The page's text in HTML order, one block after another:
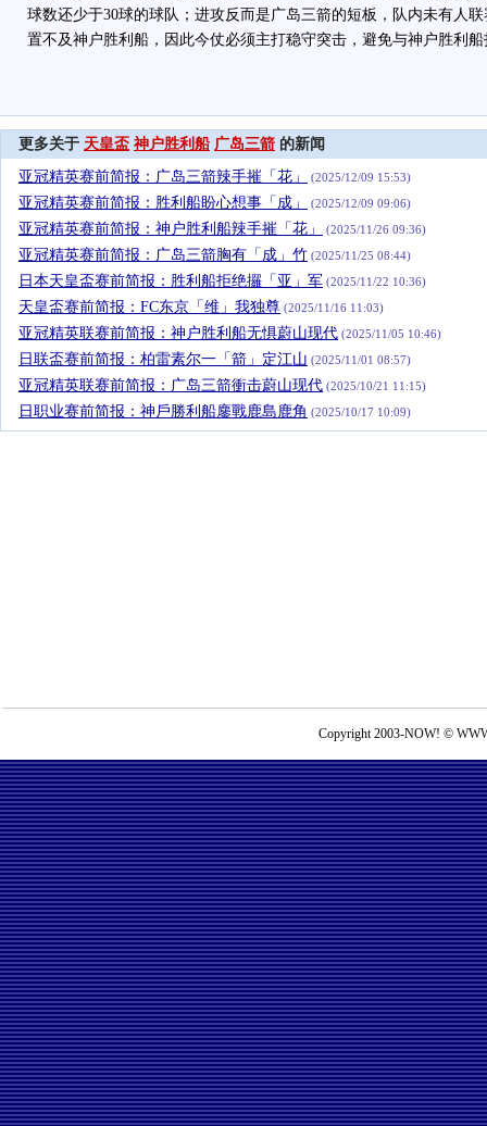
球数还少于30球的球队；进攻反而是广岛三箭的短板，队内未有人
置不及神户胜利船，因此今仗必须主打稳守突击，避免与神户胜利
更多关于 天皇盃 神户胜利船 广岛三箭 的新闻
亚冠精英赛前简报：广岛三箭辣手摧「花」
(2025/12/09 15:53)
亚冠精英赛前简报：胜利船盼心想事「成」 (2025/12/09 09:06)
亚冠精英赛前简报：神户胜利船辣手摧「花」 (2025/11/26 09:36)
亚冠精英赛前简报：广岛三箭胸有「成」竹 (2025/11/25 08:44)
日本天皇盃赛前简报：胜利船拒绝攞「亚」军 (2025/11/22 10:36)
天皇盃赛前简报：FC东京「维」我独尊 (2025/11/16 11:03)
亚冠精英联赛前简报：神户胜利船无惧蔚山现代 (2025/11/05 10:46)
日联盃赛前简报：柏雷素尔一「箭」定江山 (2025/11/01 08:57)
亚冠精英联赛前简报：广岛三箭衝击蔚山现代 (2025/10/21 11:15)
日职业赛前简报：神戶勝利船鏖戰鹿島鹿角 (2025/10/17 10:09)
Copyright 2003-NOW! ©